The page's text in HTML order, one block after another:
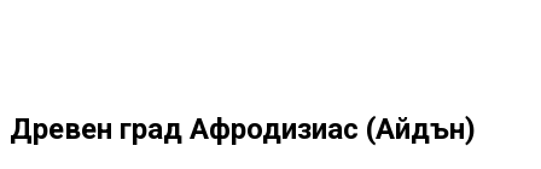
Древен град Афродизиас (Айдън)